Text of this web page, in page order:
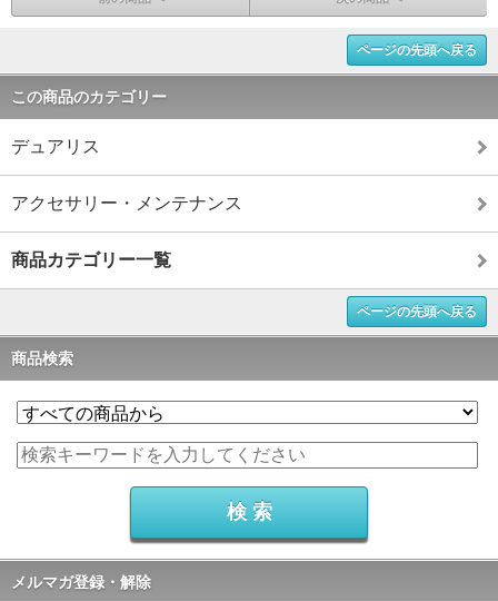
ページの先頭へ戻る
この商品のカテゴリー
デュアリス
アクセサリー・メンテナンス
商品カテゴリー一覧
ページの先頭へ戻る
商品検索
メルマガ登録・解除